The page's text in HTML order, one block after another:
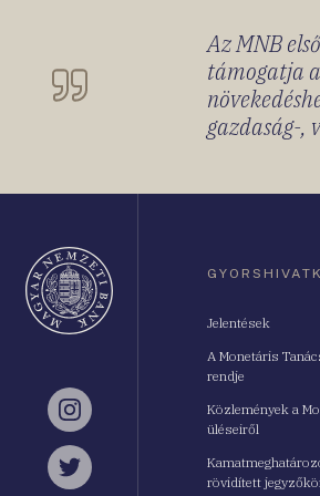
Az MNB
támogatja
gazdaság-,
Instagram
Twitter
Jelentések
A Monetáris
rendje
Közlemények a
üléseiről
rövidített